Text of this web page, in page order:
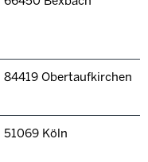
84419 Obertaufkirchen
51069 Köln